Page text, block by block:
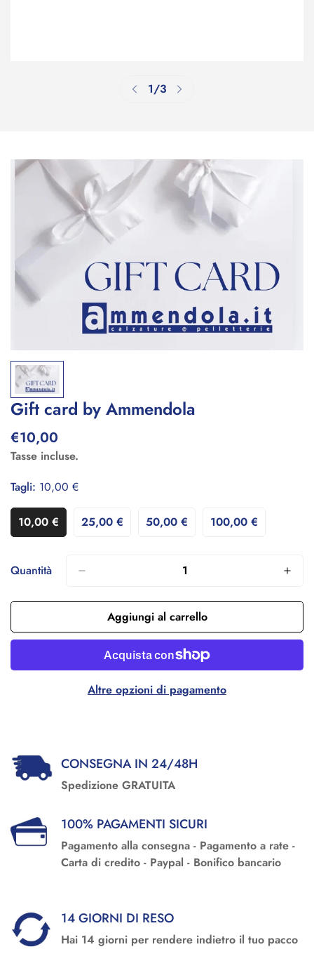
1/3
Gift card by Ammendola
Prezzo
regolare
€10,00
Tasse incluse.
Tagli: 10,00 €
10,00 €
Variante
Esaurita
Non
25,00 €
Variante
50,00 €
Variante
Non
100,00 €
Variante
Quantità
Aggiungi al carrello
Altre opzioni di pagamento
CONSEGNA IN 24/48H
Spedizione GRATUITA
100% PAGAMENTI SICURI
Pagamento alla consegna - Pagamento a rate -
Carta di credito - Paypal - Bonifico bancario
14 GIORNI DI RESO
Hai 14 giorni per rendere indietro il tuo pacco